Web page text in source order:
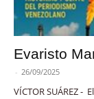
Evaristo
- 26/09/2025
VÍCTOR SUÁREZ